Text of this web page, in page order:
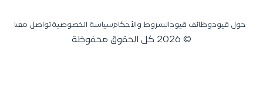
حول قيودوظائف قيود الشروط والأحكامسياسة الخصوصية تواصل معنا
© 2026 كل الحقوق محفوظة